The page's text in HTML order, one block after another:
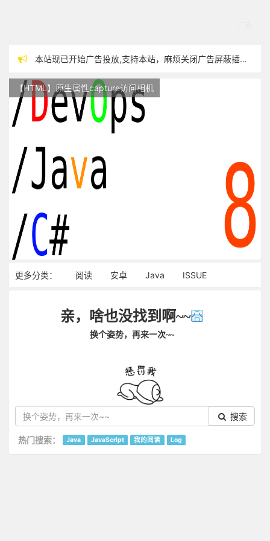
本站现已开始广告投放,支持本站，麻烦关闭广告屏蔽插件，谢谢！
反对日本核废水排海
过敏性鼻炎患者渴望自由呼吸~~~
【HTML】原生属性capture访问相机
更多分类： 阅读 安卓 Java ISSUE
亲，啥也没找到啊~~
换个姿势，再来一次~~
搜索
热门搜索： Java JavaScript 我的阅读 Log